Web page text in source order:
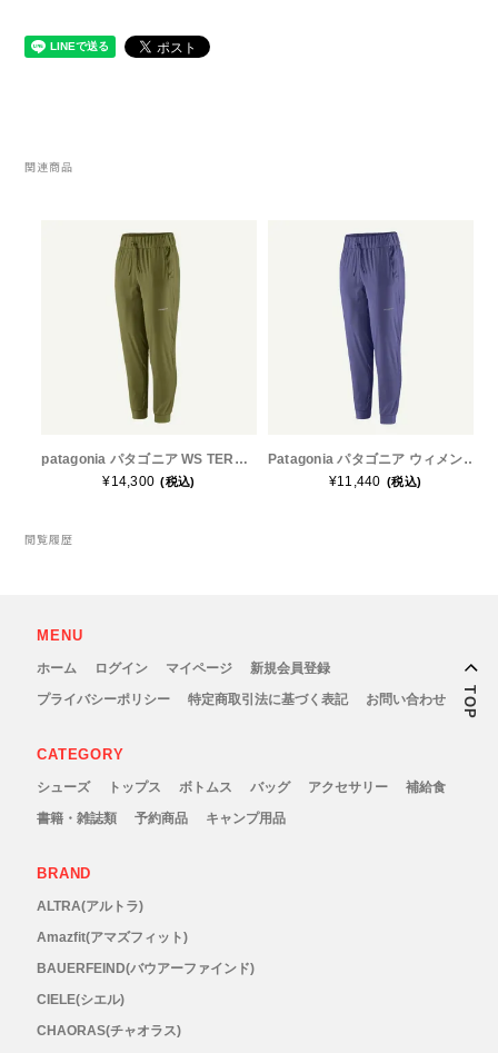
RYOGEN(リョウゲン)
STATIC(スタティック)
THE NORTH FACE(ノースフェイス)
THY (ティーエイチワイ)
Topo Athletic (トポ アスレチック)
UltrAspire(ウルトラスパイア)
BananaGO
メンズ
関連商品
patagonia パタゴニア WS TERREBONNE JOGGERS（テルボンヌジョガーズ） CPRG 24595 レディース ロングパンツ
¥14,300 (税込)
Patagonia パタゴニア ウィメンズ・テルボンヌ・ジョガーズ 24595 レディース ジョガーパンツ
¥11,440 (税込)
閲覧履歴
MENU
ホーム ログイン マイページ
新規会員登録
プライバシーポリシー
特定商取引法に基づく表記 お問い合わせ
CATEGORY
シューズ トップス ボトムス バッグ アクセサリー
補給食
書籍・雑誌類
予約商品 キャンプ用品
BRAND
ALTRA(アルトラ)
Amazfit(アマズフィット)
BAUERFEIND(バウアーファインド)
CIELE(シエル)
CHAORAS(チャオラス)
TOP